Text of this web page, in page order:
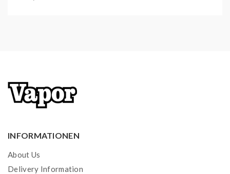
1x PockeX 0,6 Ohm Head (vorinstalliert) | RDL
INFORMATIONEN
About Us
Delivery Information